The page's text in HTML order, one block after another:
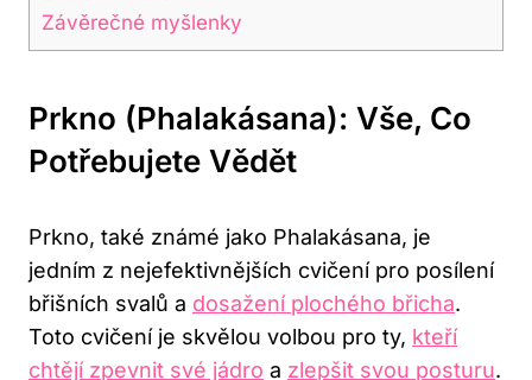
Závěrečné myšlenky
Prkno (Phalakásana): Vše, Co
Potřebujete Vědět
Prkno, také známé jako Phalakásana, je
jedním z nejefektivnějších cvičení pro posílení
břišních svalů a dosažení plochého břicha.
Toto cvičení je skvělou volbou pro ty, kteří
chtějí zpevnit své jádro a zlepšit svou posturu.